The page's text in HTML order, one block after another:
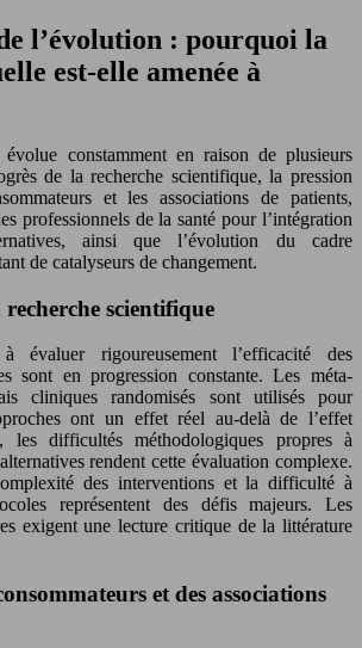
l’évolution : pourquoi la
est-elle amenée à
constamment en raison de plusieurs
de la recherche scientifique, la pression
et les associations de patients,
professionnels de la santé pour l’intégration
ainsi que l’évolution du cadre
de catalyseurs de changement.
scientifique
évaluer rigoureusement l’efficacité des
sont en progression constante. Les méta-
cliniques randomisés sont utilisés pour
ont un effet réel au-delà de l’effet
les difficultés méthodologiques propres à
rendent cette évaluation complexe.
des interventions et la difficulté à
représentent des défis majeurs. Les
exigent une lecture critique de la littérature
et des associations